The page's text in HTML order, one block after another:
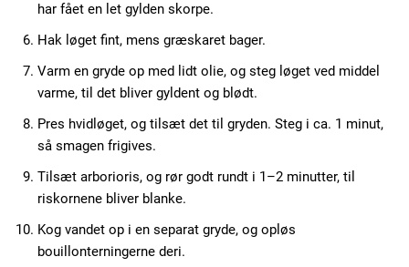
har fået en let gylden skorpe.
Hak løget fint, mens græskaret bager.
Varm en gryde op med lidt olie, og steg løget ved middel
varme, til det bliver gyldent og blødt.
Pres hvidløget, og tilsæt det til gryden. Steg i ca. 1 minut,
så smagen frigives.
Tilsæt arborioris, og rør godt rundt i 1–2 minutter, til
riskornene bliver blanke.
Kog vandet op i en separat gryde, og opløs
bouillonterningerne deri.